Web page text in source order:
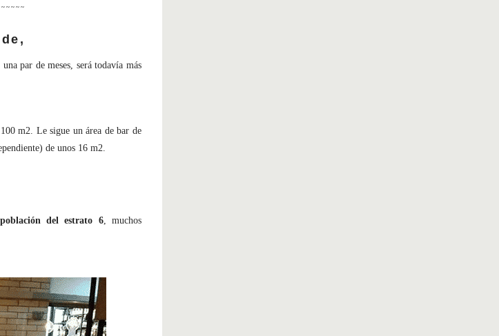
par de meses, será todavía más
m2. Le sigue un área de bar de
de unos 16 m2.
población del estrato 6, muchos